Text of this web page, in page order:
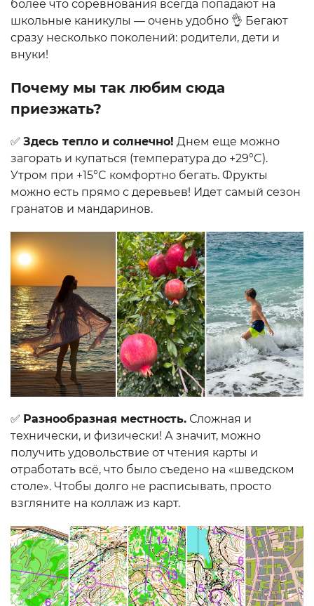
более что соревнования всегда попадают на
школьные каникулы — очень удобно 👌 Бегают
сразу несколько поколений: родители, дети и
внуки!
Почему мы так любим сюда
приезжать?
✅ Здесь тепло и солнечно! Днем еще можно
загорать и купаться (температура до +29°C).
Утром при +15°C комфортно бегать. Фрукты
можно есть прямо с деревьев! Идет самый сезон
гранатов и мандаринов.
✅ Разнообразная местность. Сложная и
технически, и физически! А значит, можно
получить удовольствие от чтения карты и
отработать всё, что было съедено на «шведском
столе». Чтобы долго не расписывать, просто
взгляните на коллаж из карт.